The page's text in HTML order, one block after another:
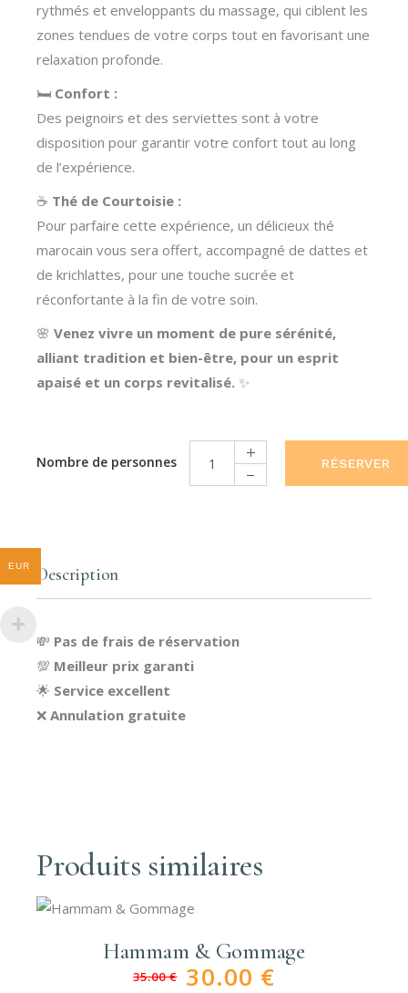
rythmés et enveloppants du massage, qui ciblent les
zones tendues de votre corps tout en favorisant une
relaxation profonde.
🛏️ Confort :
Des peignoirs et des serviettes sont à votre
disposition pour garantir votre confort tout au long
de l’expérience.
☕ Thé de Courtoisie :
Pour parfaire cette expérience, un délicieux thé
marocain vous sera offert, accompagné de dattes et
de krichlattes, pour une touche sucrée et
réconfortante à la fin de votre soin.
🌸Venez vivre un moment de pure sérénité,
alliant tradition et bien-être, pour un esprit
apaisé et un corps revitalisé. ✨
Massage Marocains quantity
RÉSERVER
Description
💸 Pas de frais de réservation
💯 Meilleur prix garanti
🌟 Service excellent
❌Annulation gratuite
Produits similaires
Hammam & Gommage
35.00€ Le
30.00 €
Le
EUR